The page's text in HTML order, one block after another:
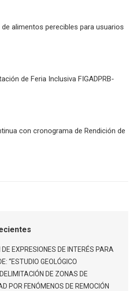
alimentos perecibles para usuarios
de Feria Inclusiva FIGADPRB-
con cronograma de Rendición de
EXPRESIONES DE INTERÉS PARA
“ESTUDIO GEOLÓGICO
DE ZONAS DE
POR FENÓMENOS DE REMOCIÓN